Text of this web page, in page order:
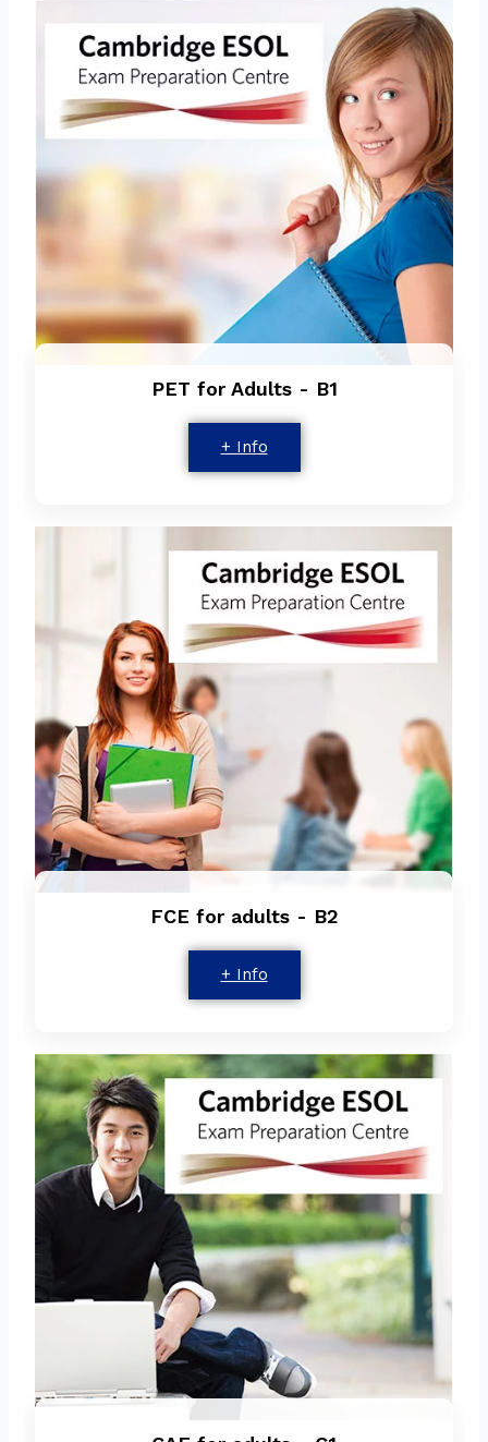
PET for Adults - B1
+ Info
FCE for adults - B2
+ Info